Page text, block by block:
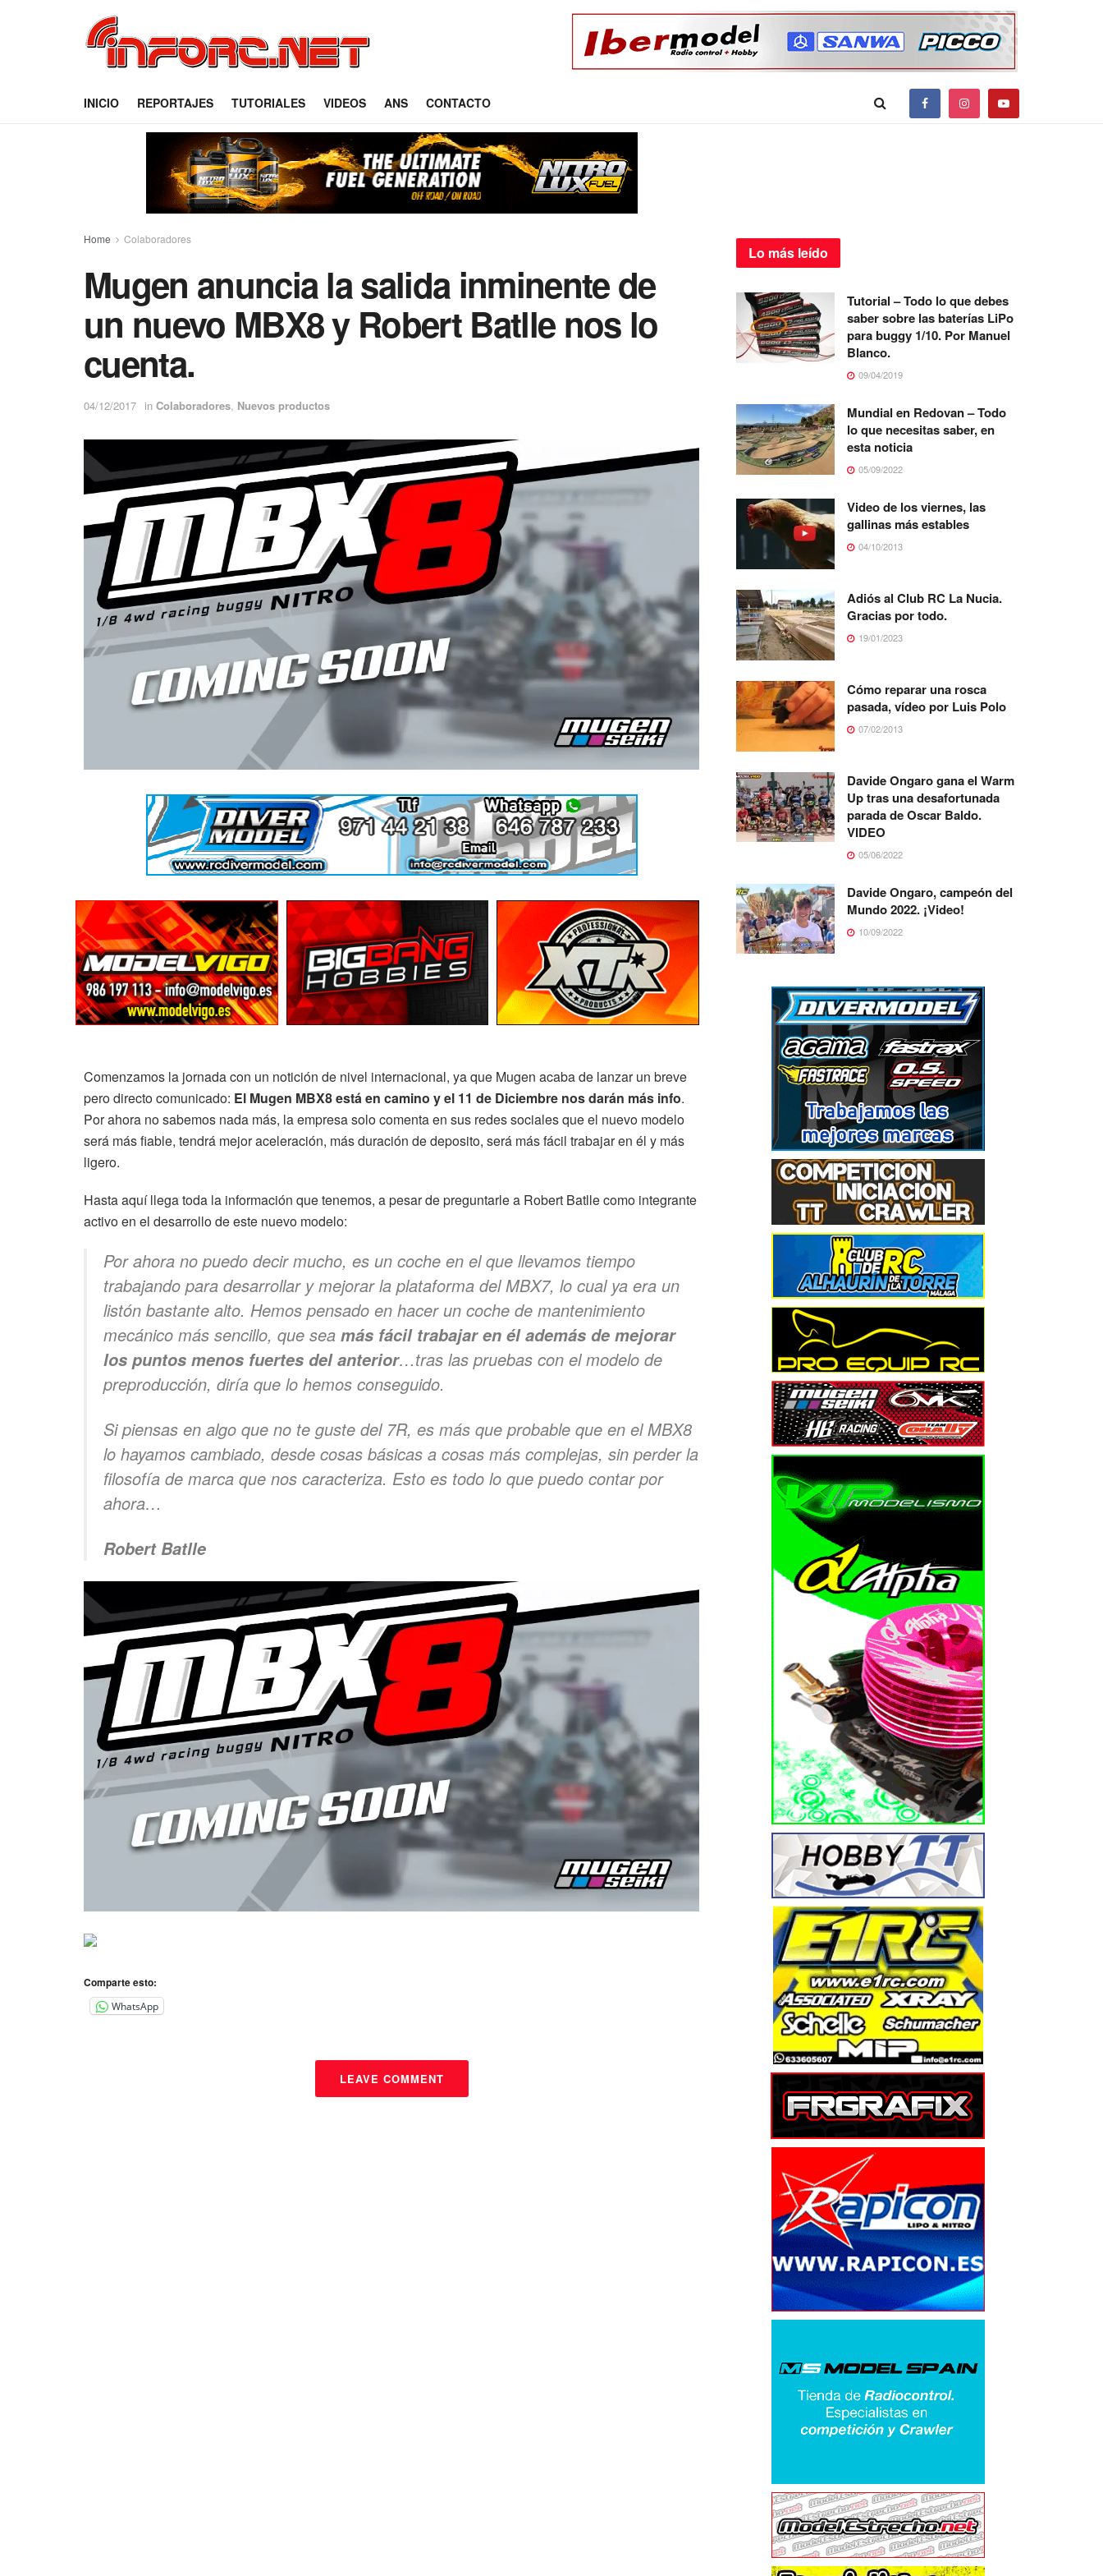
INICIO REPORTAJES TUTORIALES VIDEOS ANS CONTACTO
Home Colaboradores
Mugen anuncia la salida inminente de
un nuevo MBX8 y Robert Batlle nos lo
cuenta.
04/12/2017 in Colaboradores, Nuevos productos
Comenzamos la jornada con un notición de nivel internacional, ya que Mugen acaba de lanzar un breve
pero directo comunicado: El Mugen MBX8 está en camino y el 11 de Diciembre nos darán más info.
Por ahora no sabemos nada más, la empresa solo comenta en sus redes sociales que el nuevo modelo
será más fiable, tendrá mejor aceleración, más duración de deposito, será más fácil trabajar en él y más
ligero.
Hasta aquí llega toda la información que tenemos, a pesar de preguntarle a Robert Batlle como integrante
activo en el desarrollo de este nuevo modelo:
Por ahora no puedo decir mucho, es un coche en el que llevamos tiempo
trabajando para desarrollar y mejorar la plataforma del MBX7, lo cual ya era un
listón bastante alto. Hemos pensado en hacer un coche de mantenimiento
mecánico más sencillo, que sea más fácil trabajar en él además de mejorar
los puntos menos fuertes del anterior…tras las pruebas con el modelo de
preproducción, diría que lo hemos conseguido.
Si piensas en algo que no te guste del 7R, es más que probable que en el MBX8
lo hayamos cambiado, desde cosas básicas a cosas más complejas, sin perder la
filosofía de marca que nos caracteriza. Esto es todo lo que puedo contar por
ahora…
Robert Batlle
Comparte esto:
WhatsApp
LEAVE COMMENT
Lo más leído
Tutorial – Todo lo que debes
saber sobre las baterías LiPo
para buggy 1/10. Por Manuel
Blanco.
09/04/2019
Mundial en Redovan – Todo
lo que necesitas saber, en
esta noticia
05/09/2022
Video de los viernes, las
gallinas más estables
04/10/2013
Adiós al Club RC La Nucia.
Gracias por todo.
19/01/2023
Cómo reparar una rosca
pasada, vídeo por Luis Polo
07/02/2013
Davide Ongaro gana el Warm
Up tras una desafortunada
parada de Oscar Baldo.
VIDEO
05/06/2022
Davide Ongaro, campeón del
Mundo 2022. ¡Video!
10/09/2022